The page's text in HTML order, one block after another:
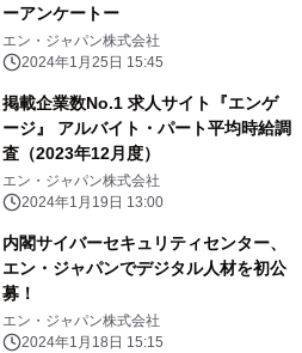
ーアンケートー
エン・ジャパン株式会社
2024年1月25日 15:45
掲載企業数No.1 求人サイト『エンゲ
ージ』 アルバイト・パート平均時給調
査（2023年12月度）
エン・ジャパン株式会社
2024年1月19日 13:00
内閣サイバーセキュリティセンター、
エン・ジャパンでデジタル人材を初公
募！
エン・ジャパン株式会社
2024年1月18日 15:15